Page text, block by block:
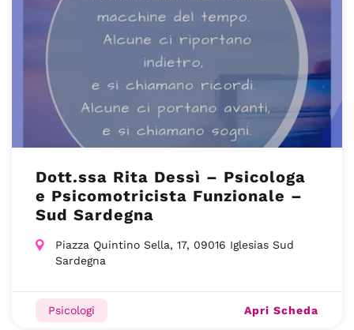
Dott.ssa Rita Dessì – Psicologa
e Psicomotricista Funzionale –
Sud Sardegna
Piazza Quintino Sella, 17, 09016 Iglesias Sud
Sardegna
Psicologi Apri Scheda